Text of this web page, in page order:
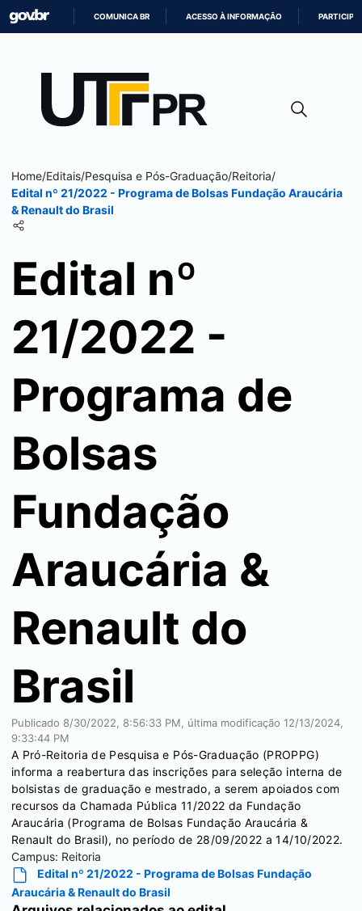
CONTEÚDO
COMUNICA BR ACESSO À INFORMAÇÃO PARTICIPE
Home/Editais/Pesquisa e Pós-Graduação/Reitoria/
Edital nº 21/2022 - Programa de Bolsas Fundação Araucária
& Renault do Brasil
Edital nº
21/2022 -
Programa de
Bolsas
Fundação
Araucária &
Renault do
Brasil
Publicado 8/30/2022, 8:56:33 PM , última modificação 12/13/2024,
9:33:44 PM
A Pró-Reitoria de Pesquisa e Pós-Graduação (PROPPG)
informa a reabertura das inscrições para seleção interna de
bolsistas de graduação e mestrado, a serem apoiados com
recursos da Chamada Pública 11/2022 da Fundação
Araucária (Programa de Bolsas Fundação Araucária &
Renault do Brasil), no período de 28/09/2022 a 14/10/2022.
Campus: Reitoria
Edital nº 21/2022 - Programa de Bolsas Fundação
Araucária & Renault do Brasil